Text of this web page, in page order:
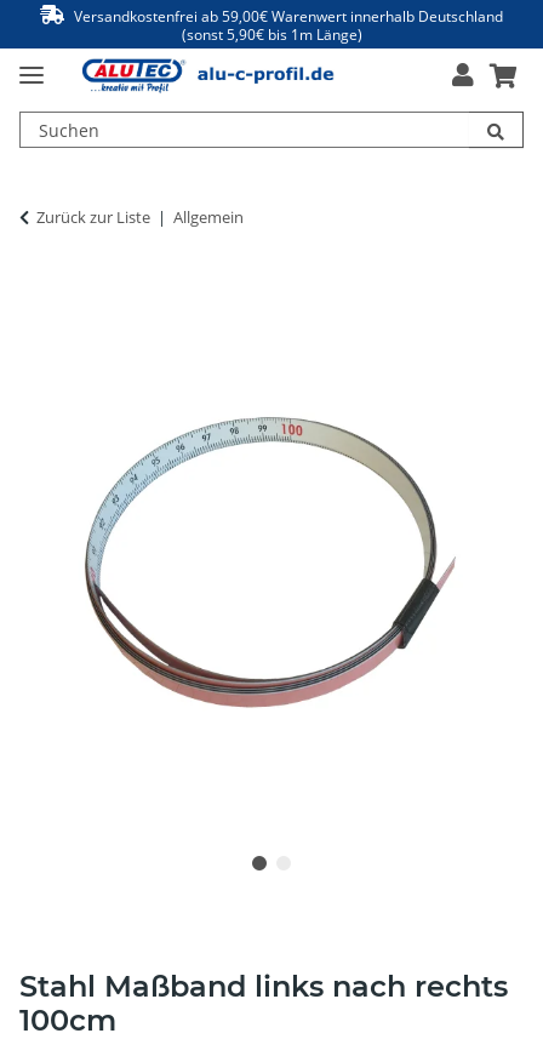
Versandkostenfrei ab 59,00€ Warenwert innerhalb Deutschland
(sonst 5,90€ bis 1m Länge)
Zurück zur Liste Allgemein
Stahl Maßband links nach rechts
100cm